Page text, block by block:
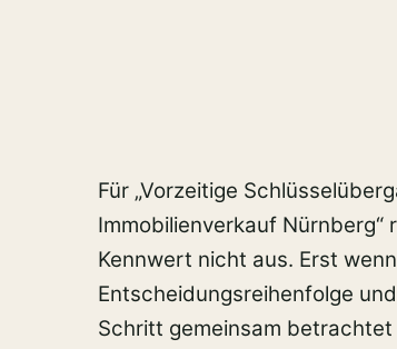
Für „Vorzeitige
Immobilienverkauf Nürnberg“
Kennwert nicht aus. Erst
Entscheidungsreihenfolge
Schritt gemeinsam